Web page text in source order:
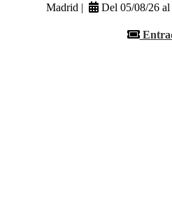
Madrid |
Del 05/08/26